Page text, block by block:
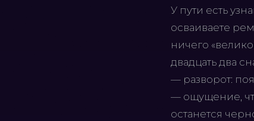
У пути есть
осваиваете
ничего
двадцать два
— разворот:
— ощущение,
останется